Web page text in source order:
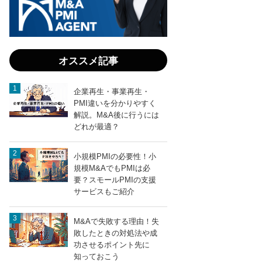
オススメ記事
企業再生・事業再生・
PMI違いを分かりやすく
解説。M&A後に行うには
どれが最適？
小規模PMIの必要性！小
規模M&AでもPMIは必
要？スモールPMIの支援
サービスもご紹介
M&Aで失敗する理由！失
敗したときの対処法や成
功させるポイント先に
知っておこう